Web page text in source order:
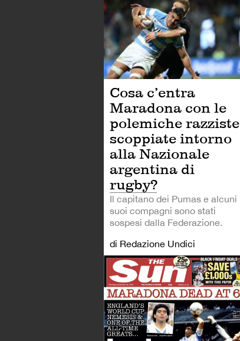
Cosa c’entra
Maradona con le
polemiche razziste
scoppiate intorno
alla Nazionale
argentina di
rugby?
Il capitano dei Pumas e alcuni
suoi compagni sono stati
sospesi dalla Federazione.
di Redazione Undici